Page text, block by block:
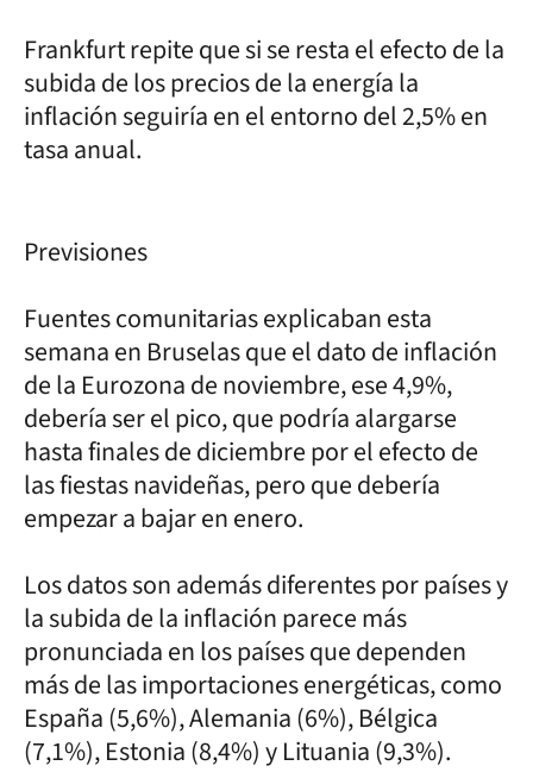
Frankfurt repite que si se resta el efecto de la
subida de los precios de la energía la
inflación seguiría en el entorno del 2,5% en
tasa anual.
Previsiones
Fuentes comunitarias explicaban esta
semana en Bruselas que el dato de inflación
de la Eurozona de noviembre, ese 4,9%,
debería ser el pico, que podría alargarse
hasta finales de diciembre por el efecto de
las fiestas navideñas, pero que debería
empezar a bajar en enero.
Los datos son además diferentes por países y
la subida de la inflación parece más
pronunciada en los países que dependen
más de las importaciones energéticas, como
España (5,6%), Alemania (6%), Bélgica
(7,1%), Estonia (8,4%) y Lituania (9,3%).